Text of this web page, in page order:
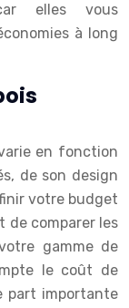
elles vous
à long
en fonction
de son design
votre budget
de comparer les
gamme de
le coût de
part importante